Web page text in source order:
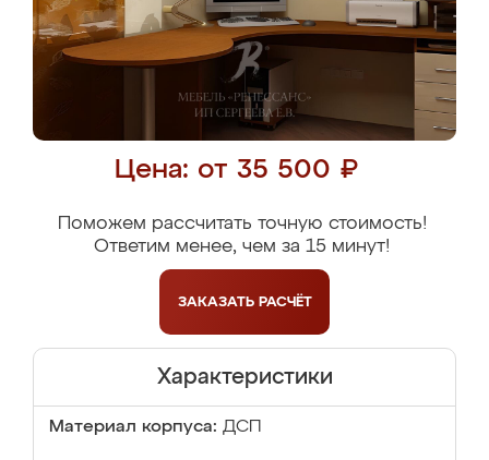
Цена: от 35 500 ₽
Поможем рассчитать точную стоимость!
Ответим менее, чем за 15 минут!
ЗАКАЗАТЬ РАСЧЁТ
Характеристики
Материал корпуса: ДСП